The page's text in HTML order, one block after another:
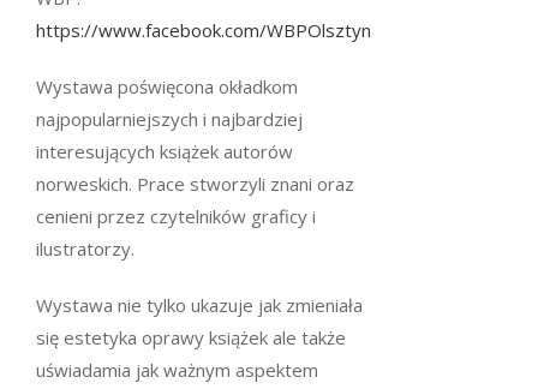
https://www.facebook.com/WBPOlsztyn
Wystawa poświęcona okładkom
najpopularniejszych i najbardziej
interesujących książek autorów
norweskich. Prace stworzyli znani oraz
cenieni przez czytelników graficy i
ilustratorzy.
Wystawa nie tylko ukazuje jak zmieniała
się estetyka oprawy książek ale także
uświadamia jak ważnym aspektem